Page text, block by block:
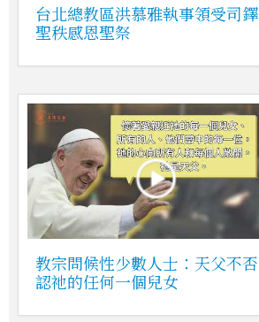
台北總教區洪慕雅執事領受司鐸
聖秩感恩聖祭
教宗問候性少數人士：天父不否
認祂的任何一個兒女